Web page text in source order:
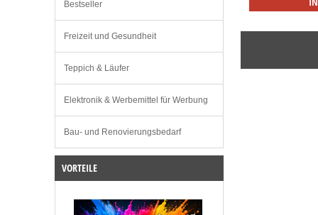
Bestseller
Freizeit und Gesundheit
Teppich & Läufer
Elektronik & Werbemittel für Werbung
Bau- und Renovierungsbedarf
VORTEILE